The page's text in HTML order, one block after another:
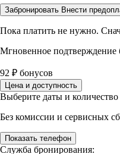
Забронировать Внести
Пока платить не нужно.
Мгновенное подтверждение
92 ₽ бонусов
Цена и доступность
Выберите даты и
Без комиссии и сервисных
Показать телефон
Служба бронирования: